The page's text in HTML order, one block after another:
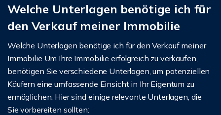
Welche Unterlagen benötige ich für
den Verkauf meiner Immobilie
Welche Unterlagen benötige ich für den Verkauf meiner
Immobilie Um Ihre Immobilie erfolgreich zu verkaufen,
benötigen Sie verschiedene Unterlagen, um potenziellen
Käufern eine umfassende Einsicht in Ihr Eigentum zu
ermöglichen. Hier sind einige relevante Unterlagen, die
Sie vorbereiten sollten: